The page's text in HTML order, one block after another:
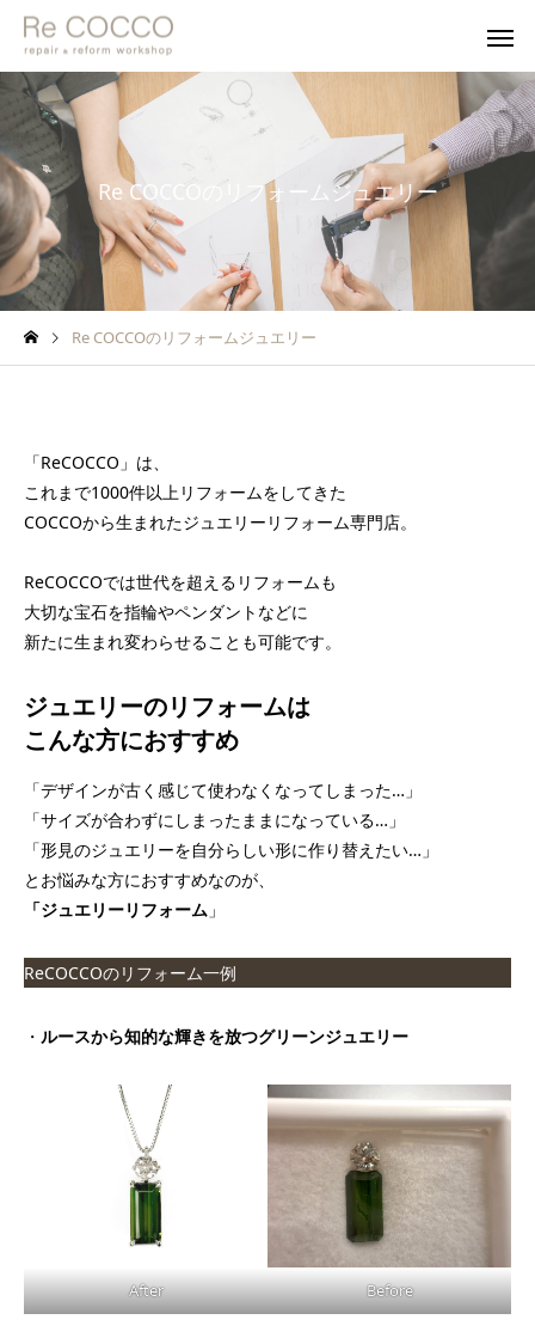
Re COCCOのリフォームジュエリー
Re COCCOのリフォームジュエリー
「ReCOCCO」は、
これまで1000件以上リフォームをしてきた
COCCOから生まれたジュエリーリフォーム専門店。
ReCOCCOでは世代を超えるリフォームも
大切な宝石を指輪やペンダントなどに
新たに生まれ変わらせることも可能です。
ジュエリーのリフォームは
こんな方におすすめ
「デザインが古く感じて使わなくなってしまった…」
「サイズが合わずにしまったままになっている…」
「形見のジュエリーを自分らしい形に作り替えたい…」
とお悩みな方におすすめなのが、
「ジュエリーリフォーム 」
ReCOCCOのリフォーム一例
・ ルースから知的な輝きを放つグリーンジュエリー
After Before